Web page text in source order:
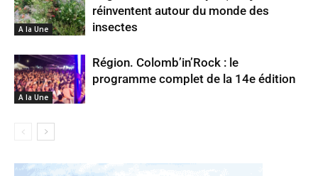
A la Une
réinventent autour du monde des
insectes
A la Une
Région. Colomb’in’Rock : le
programme complet de la 14e édition